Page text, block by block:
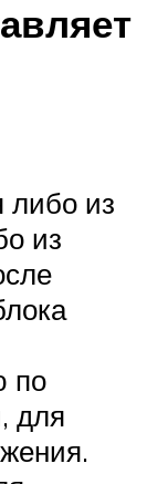
либо из
из
по
для